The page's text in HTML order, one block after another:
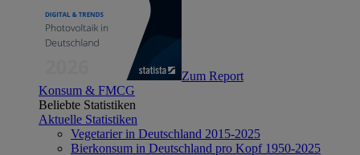
Zum Report
Konsum & FMCG
Beliebte Statistiken
Aktuelle Statistiken
Vegetarier in Deutschland 2015-2025
Bierkonsum in Deutschland pro Kopf 1950-2025